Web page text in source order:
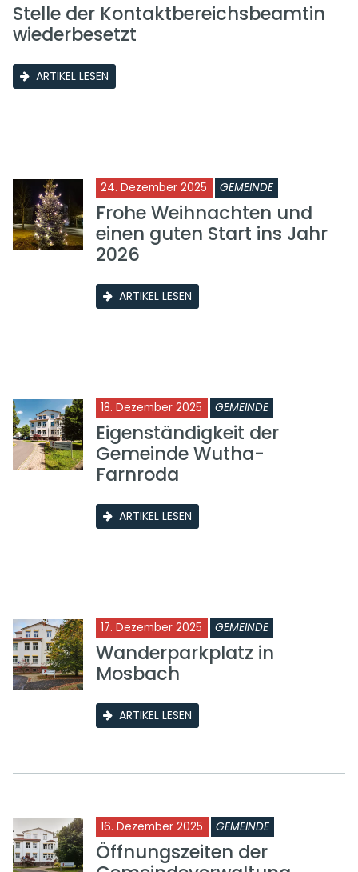
Stelle der Kontaktbereichsbeamtin
wiederbesetzt
ARTIKEL LESEN
24. Dezember 2025 GEMEINDE
Frohe Weihnachten und
einen guten Start ins Jahr
2026
ARTIKEL LESEN
18. Dezember 2025 GEMEINDE
Eigenständigkeit der
Gemeinde Wutha-
Farnroda
ARTIKEL LESEN
17. Dezember 2025 GEMEINDE
Wanderparkplatz in
Mosbach
ARTIKEL LESEN
16. Dezember 2025 GEMEINDE
Öffnungszeiten der